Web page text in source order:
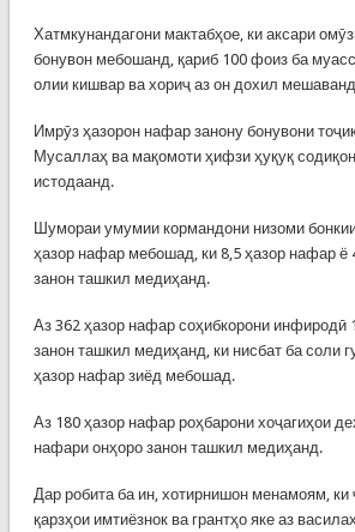
Хатмкунандагони мактабҳое, ки аксари
бонувон мебошанд, қариб 100 фоиз ба
олии кишвар ва хориҷ аз он дохил
Имрӯз ҳазорон нафар занону бонувони
Мусаллаҳ ва мақомоти ҳифзи ҳуқуқ
истодаанд.
Шумораи умумии кормандони низоми
ҳазор нафар мебошад, ки 8,5 ҳазор нафар ё
занон ташкил медиҳанд.
Аз 362 ҳазор нафар соҳибкорони инфиродӣ
занон ташкил медиҳанд, ки нисбат ба соли
ҳазор нафар зиёд мебошад.
Аз 180 ҳазор нафар роҳбарони хоҷагиҳои
нафари онҳоро занон ташкил медиҳанд.
Дар робита ба ин, хотирнишон менамоям,
қарзҳои имтиёзнок ва грантҳо яке аз